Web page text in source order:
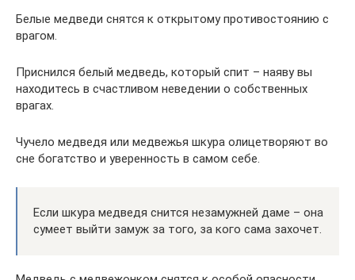
Белые медведи снятся к открытому противостоянию с
врагом.
Приснился белый медведь, который спит – наяву вы
находитесь в счастливом неведении о собственных
врагах.
Чучело медведя или медвежья шкура олицетворяют во
сне богатство и уверенность в самом себе.
Если шкура медведя снится незамужней даме – она
сумеет выйти замуж за того, за кого сама захочет.